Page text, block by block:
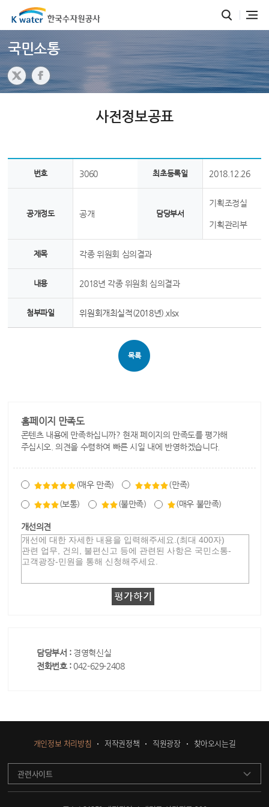
국민소통
사전정보공표
번호 3060 최초등록일 2018.12.26
공개정도 공개 담당부서
기획조정실
기획관리부
제목 각종 위원회 심의결과
내용 2018년 각종 위원회 심의결과
첨부파일 위원회개최실적(2018년).xlsx
목록
홈페이지 만족도
콘텐츠 내용에 만족하십니까? 현재 페이지의 만족도를 평가해
주십시오. 의견을 수렴하여 빠른 시일 내에 반영하겠습니다.
(매우 만족) (만족)
(보통) (불만족) (매우 불만족)
개선의견
담당부서 : 경영혁신실
전화번호 : 042-629-2408
개인정보 처리방침 저작권정책 직원광장 찾아오시는길
관련사이트